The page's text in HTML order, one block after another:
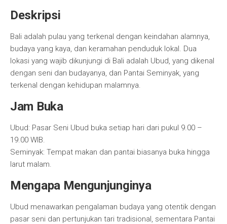
Deskripsi
Bali adalah pulau yang terkenal dengan keindahan alamnya,
budaya yang kaya, dan keramahan penduduk lokal. Dua
lokasi yang wajib dikunjungi di Bali adalah Ubud, yang dikenal
dengan seni dan budayanya, dan Pantai Seminyak, yang
terkenal dengan kehidupan malamnya.
Jam Buka
Ubud: Pasar Seni Ubud buka setiap hari dari pukul 9.00 –
19.00 WIB.
Seminyak: Tempat makan dan pantai biasanya buka hingga
larut malam.
Mengapa Mengunjunginya
Ubud menawarkan pengalaman budaya yang otentik dengan
pasar seni dan pertunjukan tari tradisional, sementara Pantai